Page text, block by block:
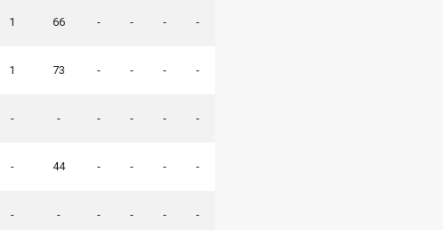
1 66 - - - -
1 73 - - - -
- - - - - -
- 44 - - - -
- - - - - -